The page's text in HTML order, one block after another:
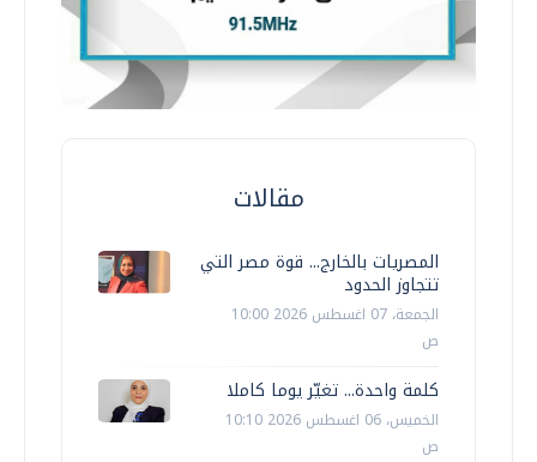
مقالات
المصريات بالخارج... قوة مصر التي
تتجاوز الحدود
الجمعة، 07 اغسطس 2026 10:00
ص
كلمة واحدة... تغيّر يوما كاملا
الخميس، 06 اغسطس 2026 10:10
ص